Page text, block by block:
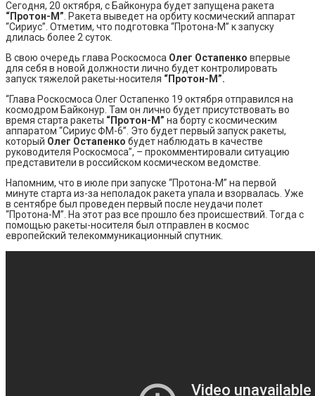
Сегодня, 20 октября, с Байконура будет запущена ракета
“Протон-М” . Ракета выведет на орбиту космический аппарат
“Сириус”. Отметим, что подготовка “Протона-М” к запуску
длилась более 2 суток.
В свою очередь глава Роскосмоса Олег Остапенко впервые
для себя в новой должности лично будет контролировать
запуск тяжелой ракеты-носителя “Протон-М”.
“Глава Роскосмоса Олег Остапенко 19 октября отправился на
космодром Байконур. Там он лично будет присутствовать во
время старта ракеты “Протон-М” на борту с космическим
аппаратом “Сириус ФМ-6”. Это будет первый запуск ракеты,
который Олег Остапенко будет наблюдать в качестве
руководителя Роскосмоса”, – прокомментировали ситуацию
представители в российском космическом ведомстве.
Напомним, что в июле при запуске “Протона-М” на первой
минуте старта из-за неполадок ракета упала и взорвалась. Уже
в сентябре был проведен первый после неудачи полет
“Протона-М”. На этот раз все прошло без происшествий. Тогда с
помощью ракеты-носителя был отправлен в космос
европейский телекоммуникационный спутник.